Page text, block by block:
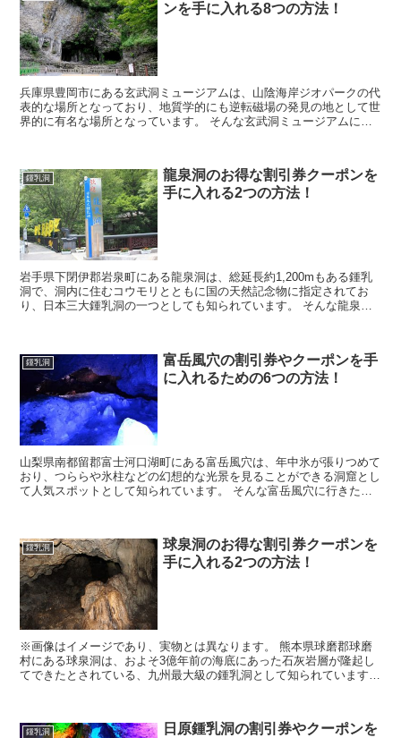
ンを手に入れる8つの方法！
兵庫県豊岡市にある玄武洞ミュージアムは、山陰海岸ジオパークの代
表的な場所となっており、地質学的にも逆転磁場の発見の地として世
界的に有名な場所となっています。 そんな玄武洞ミュージアムに行
鍾乳洞
龍泉洞のお得な割引券クーポンを
手に入れる2つの方法！
岩手県下閉伊郡岩泉町にある龍泉洞は、総延長約1,200mもある鍾乳
洞で、洞内に住むコウモリとともに国の天然記念物に指定されてお
り、日本三大鍾乳洞の一つとしても知られています。 そんな龍泉洞
鍾乳洞
富岳風穴の割引券やクーポンを手
に入れるための6つの方法！
山梨県南都留郡富士河口湖町にある富岳風穴は、年中氷が張りつめて
おり、つららや氷柱などの幻想的な光景を見ることができる洞窟とし
て人気スポットとして知られています。 そんな富岳風穴に行きたい
鍾乳洞
球泉洞のお得な割引券クーポンを
手に入れる2つの方法！
※画像はイメージであり、実物とは異なります。 熊本県球磨郡球磨
村にある球泉洞は、およそ3億年前の海底にあった石灰岩層が隆起し
てできたとされている、九州最大級の鍾乳洞として知られています。
鍾乳洞
日原鍾乳洞の割引券やクーポンを